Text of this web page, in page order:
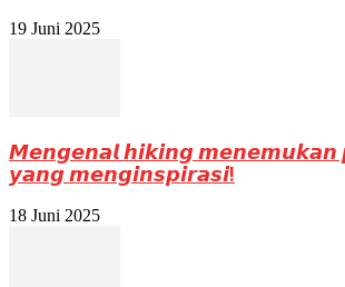
19 Juni 2025
𝙈𝙚𝙣𝙜𝙚𝙣𝙖𝙡 𝙝𝙞𝙠𝙞𝙣𝙜 𝙢𝙚𝙣𝙚𝙢𝙪𝙠𝙖𝙣
𝙮𝙖𝙣𝙜 𝙢𝙚𝙣𝙜𝙞𝙣𝙨𝙥𝙞𝙧𝙖𝙨𝙞!
18 Juni 2025